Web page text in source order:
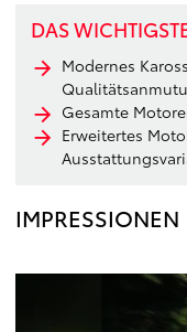
DAS
Modernes
Gesamte
Erweitertes
IMPRESSIONEN